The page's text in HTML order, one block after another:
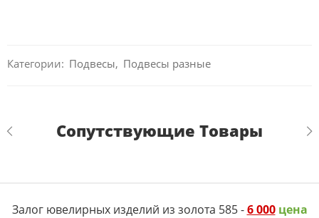
Категории: Подвесы, Подвесы разные
Сопутствующие Товары
Залог ювелирных изделий из золота 585 -6 000цена